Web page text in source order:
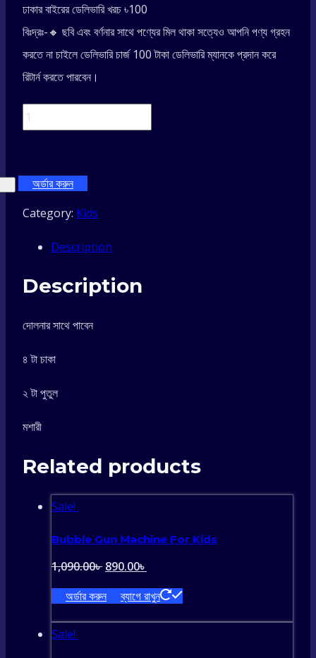
ঢাকার বাইরের ডেলিভারি খরচ ৳100
বিঃদ্রঃ-🔸 ছবি এবং বর্ণনার সাথে পণ্যের মিল থাকা সত্যেও আপনি পণ্য গ্রহন
করতে না চাইলে ডেলিভারি চার্জ 100 টাকা ডেলিভারি ম্যানকে প্রদান করে
রিটার্ন করতে পারবেন।
Newborn
Dolna
733Vip
Model
Blue
quantity
অর্ডার করুন
Category: Kids
Description
Description
দোলনার সাথে পাবেন
৪ টা চাকা
২ টা পুতুল
মশারী
Related products
Sale!
Bubble Gun Machine For Kids
1,090.00৳ Original
price
890.00৳
price
অর্ডার করুন ব্যাগে রাখুন
Sale!